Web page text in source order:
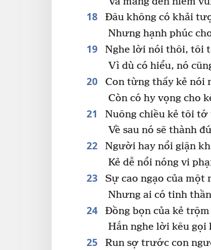
18 Đâu không có khải
Nhưng hạnh phúc
19
Nghe lời nói thôi, tôi
Vì dù có hiểu, nó
20 Con từng thấy kẻ nói
Còn có hy vọng cho
21
Nuông chiều kẻ tôi
Về sau nó sẽ thành
22 Người hay nổi giận
Kẻ dễ nổi nóng vi
23 Sự cao ngạo của một
Nhưng ai có tinh
24
Đồng bọn của kẻ
Hắn nghe lời kêu gọi
25 Run sợ trước con